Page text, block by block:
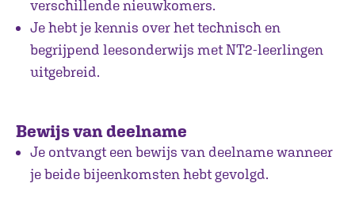
verschillende nieuwkomers.
Je hebt je kennis over het technisch en
begrijpend leesonderwijs met NT2-leerlingen
uitgebreid.
Bewijs van deelname
Je ontvangt een bewijs van deelname wanneer
je beide bijeenkomsten hebt gevolgd.